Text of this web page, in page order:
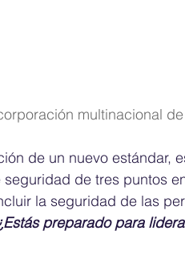
multinacional
de un nuevo estándar,
de tres puntos
la seguridad de las
preparado para